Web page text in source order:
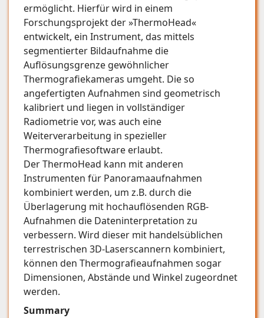
ermöglicht. Hierfür wird in einem
Forschungsprojekt der »ThermoHead«
entwickelt, ein Instrument, das mittels
segmentierter Bildaufnahme die
Auflösungsgrenze gewöhnlicher
Thermografiekameras umgeht. Die so
angefertigten Aufnahmen sind geometrisch
kalibriert und liegen in vollständiger
Radiometrie vor, was auch eine
Weiterverarbeitung in spezieller
Thermografiesoftware erlaubt.
Der ThermoHead kann mit anderen
Instrumenten für Panoramaaufnahmen
kombiniert werden, um z.B. durch die
Überlagerung mit hochauflösenden RGB-
Aufnahmen die Dateninterpretation zu
verbessern. Wird dieser mit handelsüblichen
terrestrischen 3D-Laserscannern kombiniert,
können den Thermografieaufnahmen sogar
Dimensionen, Abstände und Winkel zugeordnet
werden.
Summary